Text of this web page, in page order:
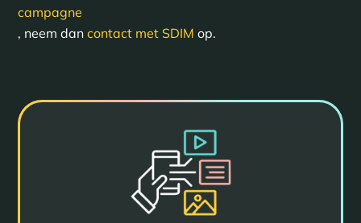
campagne
, neem dan contact met SDIM op.